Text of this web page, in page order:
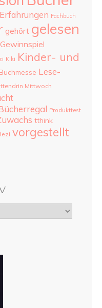
Erfahrungen Fachbuch
gehört gelesen
Gewinnspiel
Kiki Kinder- und
Lese-
Mittwoch
Produkttest
tthink
vorgestellt